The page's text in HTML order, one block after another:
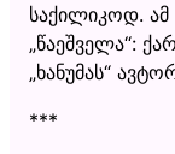
საქილიკოდ. ამ
„წაეშველა“:
„ხანუმას“
***